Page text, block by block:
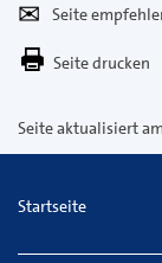
empfehlen
Per
E-
Seite drucken
Seite aktualisiert
Startseite